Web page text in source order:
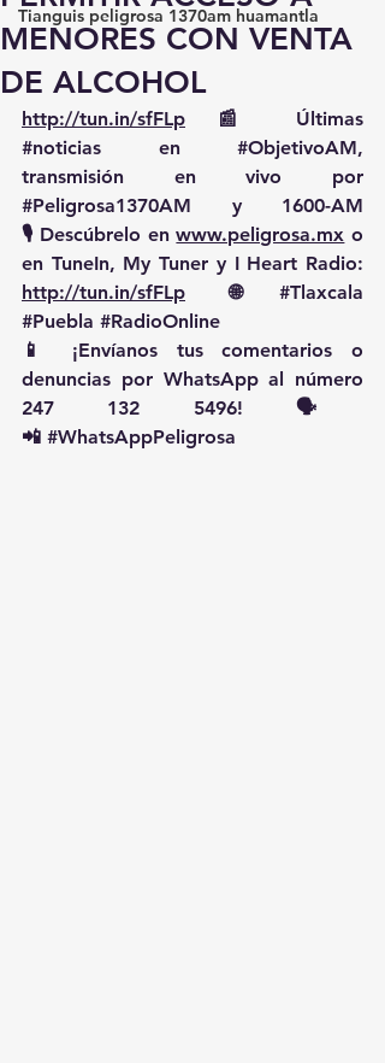
Tianguis peligrosa 1370am huamantla
MENORES CON VENTA
DE ALCOHOL
http://tun.in/sfFLp
#noticias en #ObjetivoAM,
#Peligrosa1370AM y 1600-AM
🎙️ Descúbrelo en www.peligrosa.mx o
http://tun.in/sfFLp 🌐 #Tlaxcala
#Puebla #RadioOnline
📱 ¡Envíanos tus comentarios o
denuncias por WhatsApp al número
247 132 5496! 🗣️
📲 #WhatsAppPeligrosa